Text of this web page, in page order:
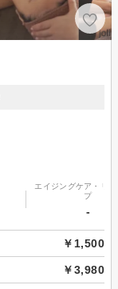
エイジングケア・リ
プ
-
￥1,500
￥3,980